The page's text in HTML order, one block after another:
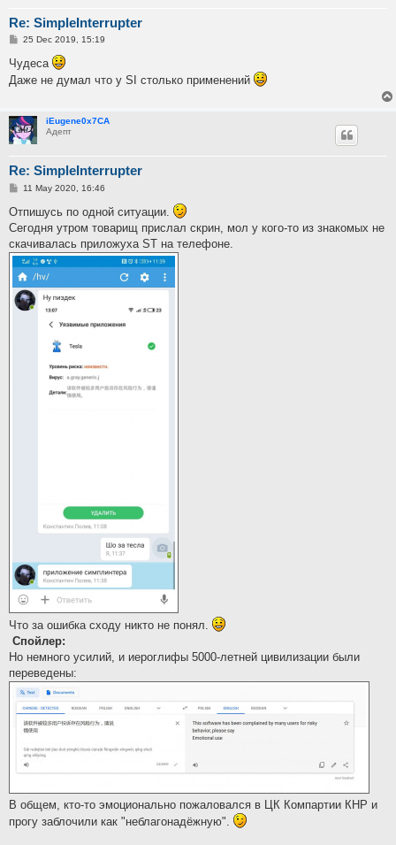
Re: SimpleInterrupter
P
s
t
25 Dec 2019, 15:19
Чудеса
Даже не думал что у SI столько применений
iEugene0x7CA
Адепт
Re: SimpleInterrupter
P
s
t
11 May 2020, 16:46
Отпишусь по одной ситуации.
Сегодня утром товарищ прислал скрин, мол у кого-то из знакомых не
скачивалась приложуха ST на телефоне.
Что за ошибка сходу никто не понял.
Спойлер:
Но немного усилий, и иероглифы 5000-летней цивилизации были
переведены:
В общем, кто-то эмоционально пожаловался в ЦК Компартии КНР и
прогу заблочили как "неблагонадёжную".